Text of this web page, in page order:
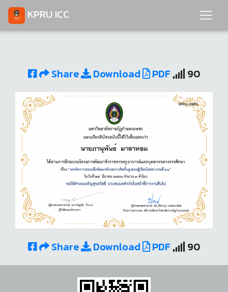
KPRU ICC
Share Download PDF 90
Share Download PDF 90